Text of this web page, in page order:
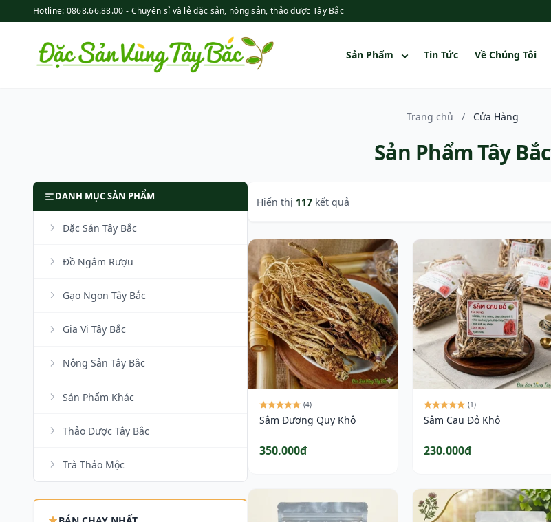
Hotline: 0868.66.88.00 - Chuyên sỉ và lẻ đặc sản, nông sản, thảo dược Tây Bắc
Sản Phẩm Tin Tức Về Chúng Tôi
Trang chủ / Cửa Hàng
Sản Phẩm Tây Bắc
DANH MỤC SẢN PHẨM
Đặc Sản Tây Bắc
Đồ Ngâm Rượu
Gạo Ngon Tây Bắc
Gia Vị Tây Bắc
Nông Sản Tây Bắc
Sản Phẩm Khác
Thảo Dược Tây Bắc
Trà Thảo Mộc
Hiển thị 117 kết quả
(4)
Sâm Đương Quy Khô
350.000đ
(1)
Sâm Cau Đỏ Khô
230.000đ